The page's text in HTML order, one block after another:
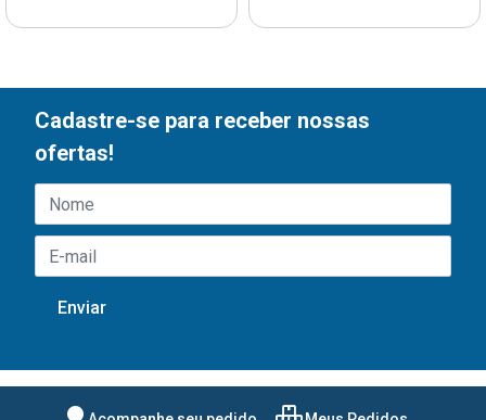
Cadastre-se para receber nossas
ofertas!